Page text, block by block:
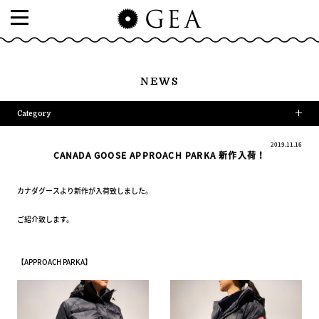
NEWS
Category
2019.11.16
CANADA GOOSE APPROACH PARKA 新作入荷！
カナダグースより新作が入荷致しました。
ご紹介致します。
【APPROACH PARKA】